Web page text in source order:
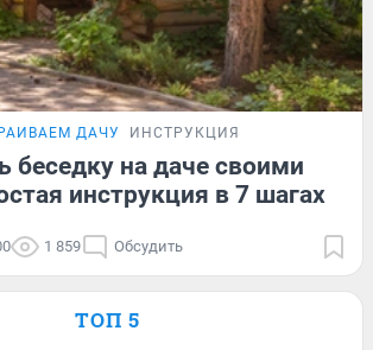
ДАЧУ ИНСТРУКЦИЯ
беседку на даче своими
инструкция в 7 шагах
1 859 Обсудить
ТОП 5